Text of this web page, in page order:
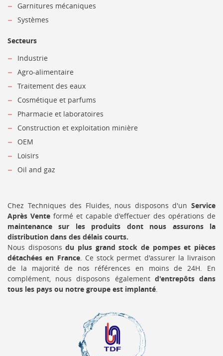
Garnitures mécaniques
Systèmes
Secteurs
Industrie
Agro-alimentaire
Traitement des eaux
Cosmétique et parfums
Pharmacie et laboratoires
Construction et exploitation minière
OEM
Loisirs
Oil and gaz
Chez Techniques des Fluides, nous disposons d'un Service
Après Venteformé et capable d'effectuer des opérations de
maintenance sur les produits dont nous assurons la
distribution dans des délais courts.
Nous disposonsdu plus grand stock de pompes et pièces
détachées en France. Ce stock permet d'assurer la livraison
de la majorité de nos références en moins de 24H. En
complément, nous disposons également d'entrepôts dans
tous les pays ou notre groupe est implanté